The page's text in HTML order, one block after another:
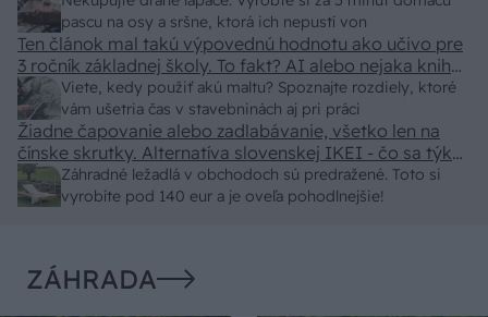
pascu na osy a sršne, ktorá ich nepustí von
Viete, kedy použiť akú maltu? Spoznajte rozdiely, ktoré
vám ušetria čas v stavebninách aj pri práci
Ten článok mal takú výpovednú hodnotu ako učivo pre
3 ročník základnej školy. To fakt? AI alebo nejaka kniha
z VŠ? Dnešné rychlotvrdnuce malty - pevnosť 40 Mpa a
doba schnutia tak 15 minut , k tomu vodotesné s
kryštálikou. A rozdiel - schnutie a zretie. Nič?
Záhradné ležadlá v obchodoch sú predražené. Toto si
vyrobíte pod 140 eur a je oveľa pohodlnejšie!
Žiadne čapovanie alebo zadlabávanie, všetko len na
čínske skrutky. Alternatíva slovenskej IKEI - čo sa týka
pevnosti. Autor si nedal veľa námahy s remeselným
spracovaním, škoda. No lepšie než ten odpad z DTD
ZÁHRADA